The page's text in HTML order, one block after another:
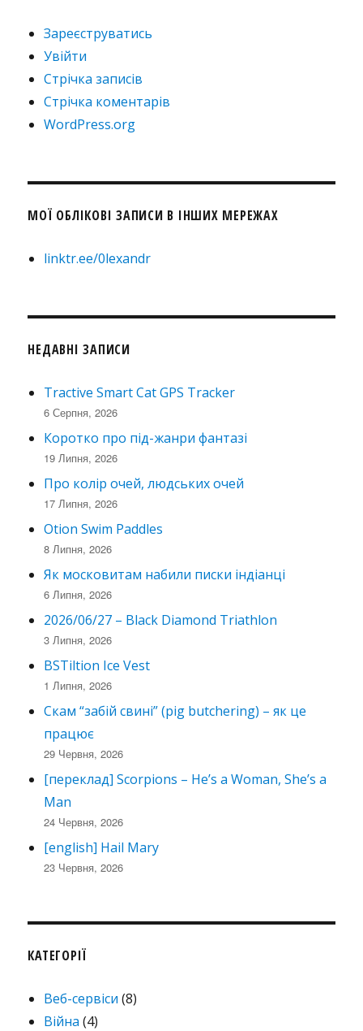
Зареєструватись
Увійти
Стрічка записів
Стрічка коментарів
WordPress.org
МОЇ ОБЛІКОВІ ЗАПИСИ В ІНШИХ МЕРЕЖАХ
linktr.ee/0lexandr
НЕДАВНІ ЗАПИСИ
Tractive Smart Cat GPS Tracker
6 Серпня, 2026
Коротко про під-жанри фантазі
19 Липня, 2026
Про колір очей, людських очей
17 Липня, 2026
Otion Swim Paddles
8 Липня, 2026
Як московитам набили писки індіанці
6 Липня, 2026
2026/06/27 – Black Diamond Triathlon
3 Липня, 2026
BSTiltion Ice Vest
1 Липня, 2026
Скам “забій свині” (pig butchering) – як це
працює
29 Червня, 2026
[переклад] Scorpions – He’s a Woman, She’s a
Man
24 Червня, 2026
[english] Hail Mary
23 Червня, 2026
КАТЕГОРІЇ
Веб-сервіси (8)
Війна (4)